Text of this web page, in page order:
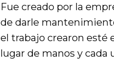
Fue creado por la
de darle
el trabajo crearon esté
lugar de manos y cada